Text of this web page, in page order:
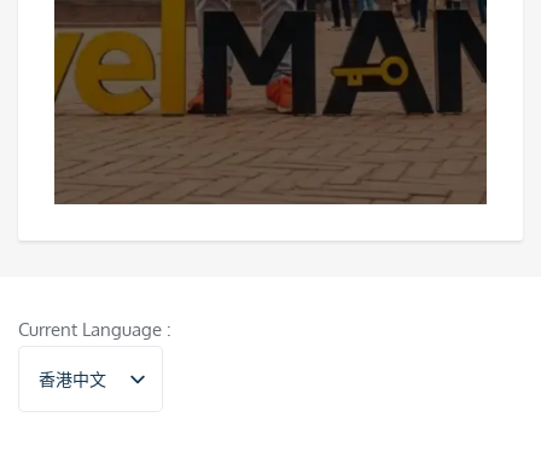
Current Language :
香港中文
English